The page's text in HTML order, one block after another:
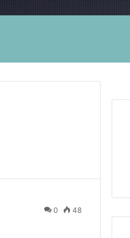
0 48